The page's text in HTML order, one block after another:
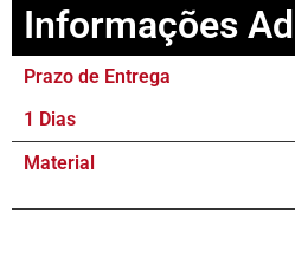
Informações
Prazo de Entrega
1 Dias
Material